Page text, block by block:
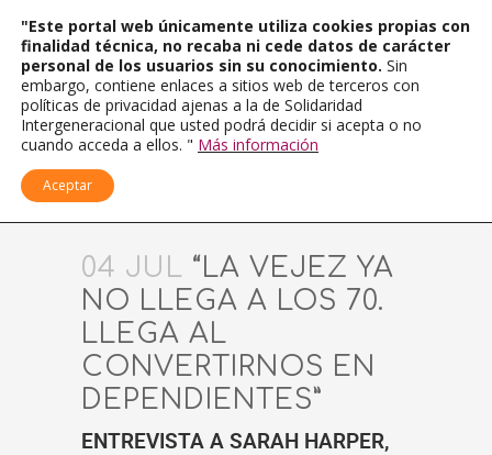
04 JUL “LA VEJEZ YA
NO LLEGA A LOS 70.
LLEGA AL
CONVERTIRNOS EN
DEPENDIENTES”
ENTREVISTA A SARAH HARPER,
"Este portal web únicamente utiliza cookies propias con
finalidad técnica, no recaba ni cede datos de carácter
personal de los usuarios sin su conocimiento. Sin
embargo, contiene enlaces a sitios web de terceros con
políticas de privacidad ajenas a la de Solidaridad
Intergeneracional que usted podrá decidir si acepta o no
cuando acceda a ellos. " Más información
Aceptar